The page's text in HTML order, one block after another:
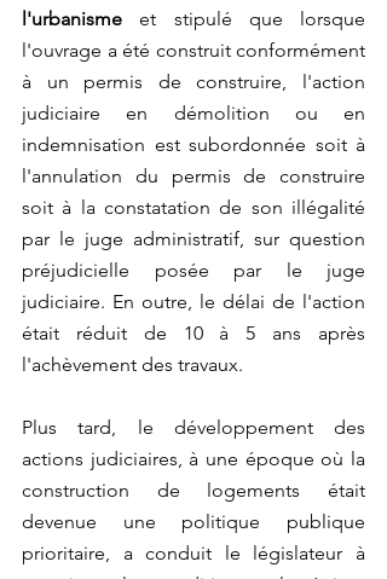
l'urbanisme et stipulé que lorsque
l'ouvrage a été construit conformément
à un permis de construire, l'action
judiciaire en démolition ou en
indemnisation est subordonnée soit à
l'annulation du permis de construire
soit à la constatation de son illégalité
par le juge administratif, sur question
préjudicielle posée par le juge
judiciaire. En outre, le délai de l'action
était réduit de 10 à 5 ans après
l'achèvement des travaux.
Plus tard, le développement des
actions judiciaires, à une époque où la
construction de logements était
devenue une politique publique
prioritaire, a conduit le législateur à